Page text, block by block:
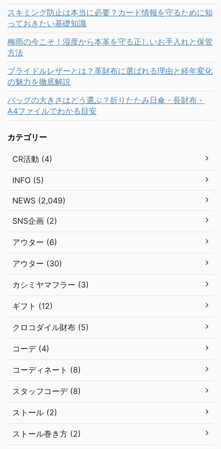
スキミング防止は本当に必要？カード情報を守るために知
っておきたい基礎知識
梅雨の今こそ！湿度から本革を守る正しいお手入れと保管
方法
ブライドルレザーとは？革財布に選ばれる理由と経年変化
の魅力を徹底解説
バッグの大きさはどう選ぶ？折りたたみ日傘・長財布・
A4ファイルでわかる目安
カテゴリー
CR活動 (4)
INFO (5)
NEWS (2,049)
SNS企画 (2)
アウター (6)
アウター (30)
カシミヤマフラー (3)
ギフト (12)
クロコダイル財布 (5)
コーデ (4)
コーディネート (8)
スタッフコーデ (8)
ストール (2)
ストール巻き方 (2)